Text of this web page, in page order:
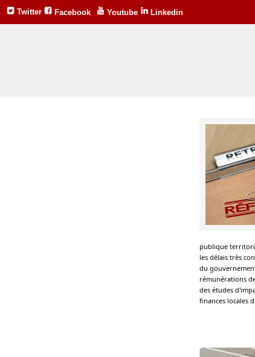
Twitter Facebook Youtube Linkedin
publique
les délais très
du
rémunérations
des études
finances locales